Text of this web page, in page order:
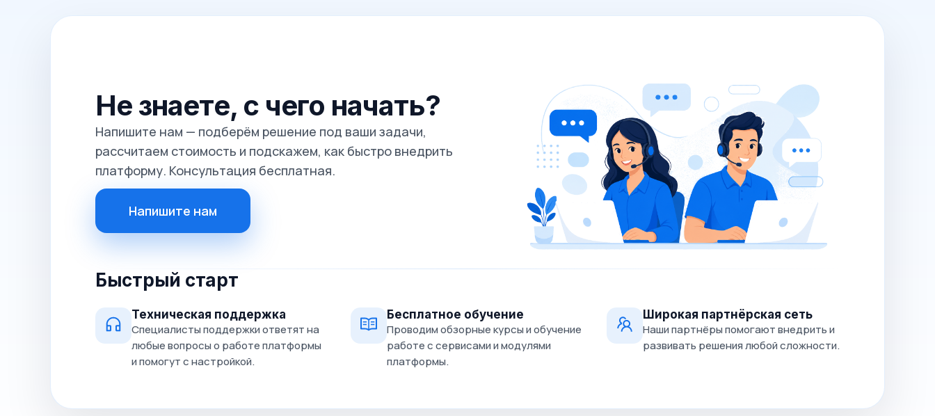
Не знаете, с чего начать?
Напишите нам — подберём решение под ваши задачи,
рассчитаем стоимость и подскажем, как быстро внедрить
платформу. Консультация бесплатная.
Напишите нам
Быстрый старт
Техническая поддержка
Специалисты поддержки ответят на
любые вопросы о работе платформы
и помогут с настройкой.
Бесплатное обучение
Проводим обзорные курсы и обучение
работе с сервисами и модулями
платформы.
Широкая партнёрская сеть
Наши партнёры помогают внедрить и
развивать решения любой сложности.